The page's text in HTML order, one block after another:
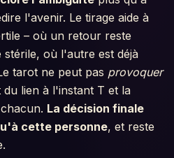
l'avenir. Le tirage aide à
– où un retour reste
stérile, où l'autre est déjà
tarot ne peut pas provoquer
lien à l'instant T et la
La décision finale
cette personne, et reste